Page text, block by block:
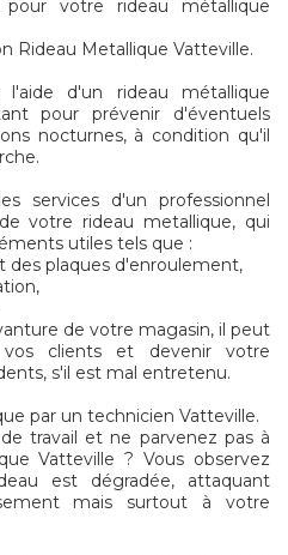
votre rideau métallique
Rideau Metallique Vatteville.
d'un rideau métallique
pour prévenir d'éventuels
nocturnes, à condition qu'il
services d'un professionnel
votre rideau metallique, qui
utiles tels que :
des plaques d'enroulement,
de votre magasin, il peut
vos clients et devenir votre
s'il est mal entretenu.
par un technicien Vatteville.
travail et ne parvenez pas à
Vatteville ? Vous observez
est dégradée, attaquant
mais surtout à votre